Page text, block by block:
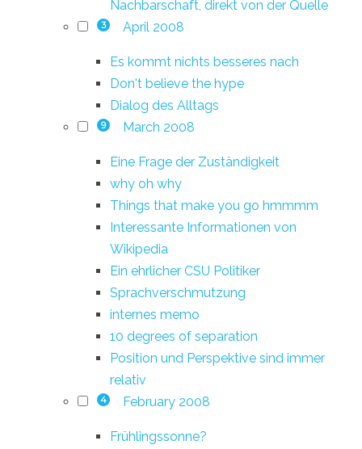
Nachbarschaft, direkt von der Quelle
3 April 2008
Es kommt nichts besseres nach
Don't believe the hype
Dialog des Alltags
9 March 2008
Eine Frage der Zuständigkeit
why oh why
Things that make you go hmmmm
Interessante Informationen von
Wikipedia
Ein ehrlicher CSU Politiker
Sprachverschmutzung
internes memo
10 degrees of separation
Position und Perspektive sind immer
relativ
4 February 2008
Frühlingssonne?